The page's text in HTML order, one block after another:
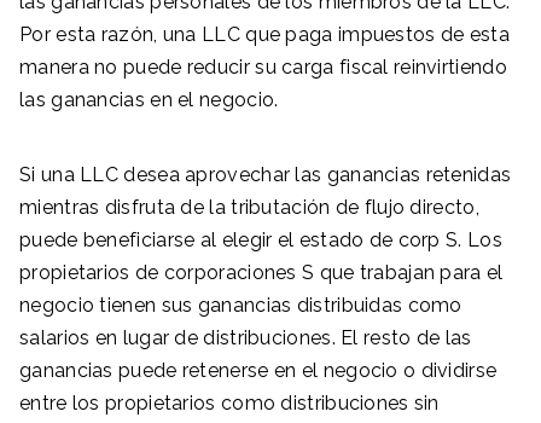
Por esta razón, una LLC que paga impuestos de esta
manera no puede reducir su carga fiscal reinvirtiendo
las ganancias en el negocio.
Si una LLC desea aprovechar las ganancias retenidas
mientras disfruta de la tributación de flujo directo,
puede beneficiarse al elegir el estado de corp S. Los
propietarios de corporaciones S que trabajan para el
negocio tienen sus ganancias distribuidas como
salarios en lugar de distribuciones. El resto de las
ganancias puede retenerse en el negocio o dividirse
entre los propietarios como distribuciones sin